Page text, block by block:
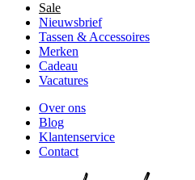
Sale
Nieuwsbrief
Tassen & Accessoires
Merken
Cadeau
Vacatures
Over ons
Blog
Klantenservice
Contact